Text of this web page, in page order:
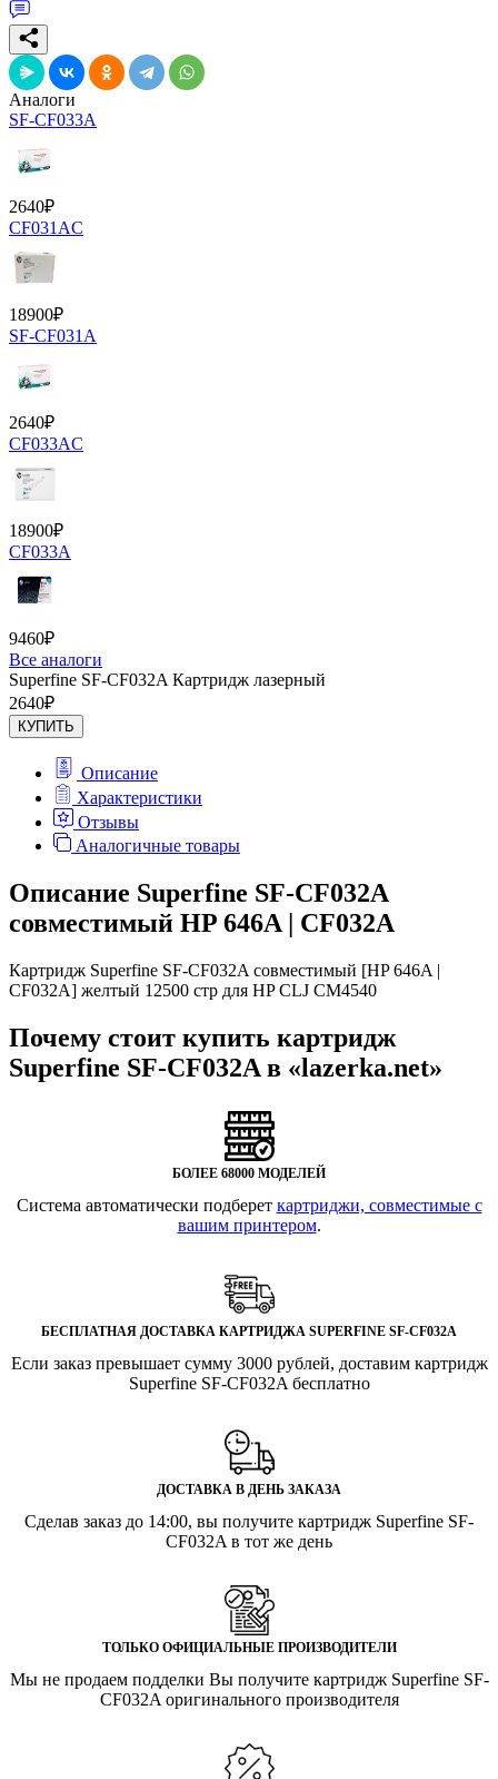
Аналоги
SF-CF033A
2640₽
CF031AC
18900₽
SF-CF031A
2640₽
CF033AC
18900₽
CF033A
9460₽
Все аналоги
Superfine SF-CF032A Картридж лазерный
2640₽
КУПИТЬ
Описание
Характеристики
Отзывы
Аналогичные товары
Описание Superfine SF-CF032A
совместимый HP 646A | CF032A
Картридж Superfine SF-CF032A совместимый [HP 646A |
CF032A] желтый 12500 стр для HP CLJ CM4540
Почему стоит купить картридж
Superfine SF-CF032A в «lazerka.net»
БОЛЕЕ 68000 МОДЕЛЕЙ
Система автоматически подберет картриджи, совместимые с
вашим принтером.
БЕСПЛАТНАЯ ДОСТАВКА КАРТРИДЖА SUPERFINE SF-CF032A
Если заказ превышает сумму 3000 рублей, доставим картридж
Superfine SF-CF032A бесплатно
ДОСТАВКА В ДЕНЬ ЗАКАЗА
Сделав заказ до 14:00, вы получите картридж Superfine SF-
CF032A в тот же день
ТОЛЬКО ОФИЦИАЛЬНЫЕ ПРОИЗВОДИТЕЛИ
Мы не продаем подделки Вы получите картридж Superfine SF-
CF032A оригинального производителя